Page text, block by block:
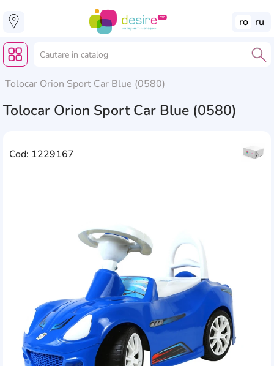
ro ru
Tolocar Orion Sport Car Blue (0580)
Tolocar Orion Sport Car Blue (0580)
Cod: 1229167